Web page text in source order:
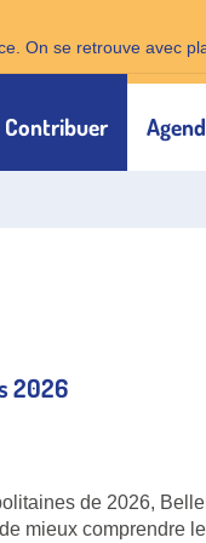
On se retrouve avec
Contribuer
2026
de 2026,
mieux comprendre